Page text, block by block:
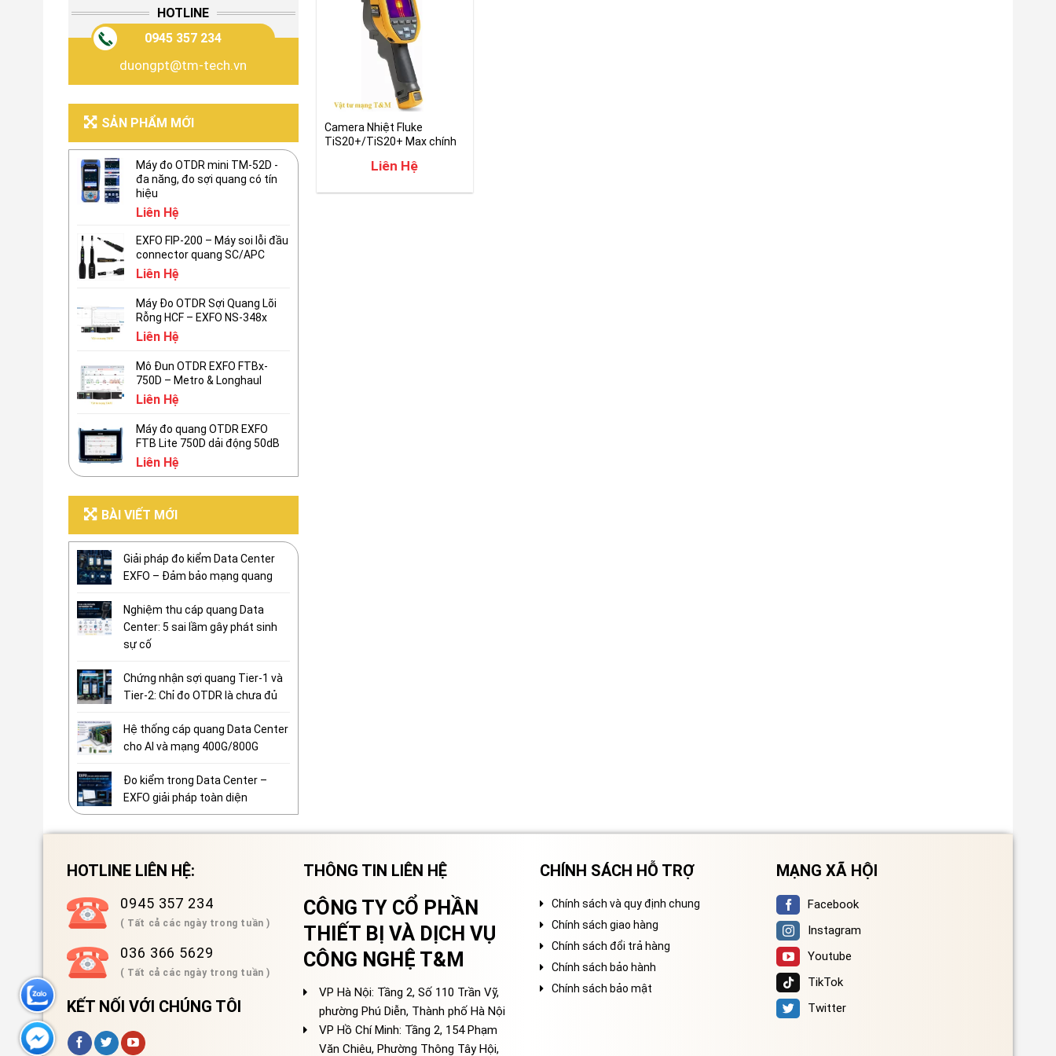
HOTLINE
0945 357 234
duongpt@tm-tech.vn
SẢN PHẨM MỚI
Máy đo OTDR mini TM-52D -
đa năng, đo sợi quang có tín
hiệu
Liên Hệ
EXFO FIP-200 – Máy soi lỗi đầu
connector quang SC/APC
Liên Hệ
Máy Đo OTDR Sợi Quang Lõi
Rỗng HCF – EXFO NS-348x
Liên Hệ
Mô Đun OTDR EXFO FTBx-
750D – Metro & Longhaul
Liên Hệ
Máy đo quang OTDR EXFO
FTB Lite 750D dải động 50dB
Liên Hệ
BÀI VIẾT MỚI
Giải pháp đo kiểm Data Center
EXFO – Đảm bảo mạng quang
Nghiệm thu cáp quang Data
Center: 5 sai lầm gây phát sinh
sự cố
Chứng nhận sợi quang Tier-1 và
Tier-2: Chỉ đo OTDR là chưa đủ
Hệ thống cáp quang Data Center
cho AI và mạng 400G/800G
Đo kiểm trong Data Center –
EXFO giải pháp toàn diện
Camera Nhiệt Fluke
TiS20+/TiS20+ Max chính
Liên Hệ
HOTLINE LIÊN HỆ:
0945 357 234
( Tất cả các ngày trong tuần )
036 366 5629
( Tất cả các ngày trong tuần )
KẾT NỐI VỚI CHÚNG TÔI
THÔNG TIN LIÊN HỆ
CÔNG TY CỔ PHẦN
THIẾT BỊ VÀ DỊCH VỤ
CÔNG NGHỆ T&M
VP Hà Nội: Tầng 2, Số 110 Trần Vỹ,
phường Phú Diễn, Thành phố Hà Nội
VP Hồ Chí Minh: Tầng 2, 154 Phạm
Văn Chiêu, Phường Thông Tây Hội,
CHÍNH SÁCH HỖ TRỢ
Chính sách và quy định chung
Chính sách giao hàng
Chính sách đổi trả hàng
Chính sách bảo hành
Chính sách bảo mật
MẠNG XÃ HỘI
Facebook
Instagram
Youtube
TikTok
Twitter